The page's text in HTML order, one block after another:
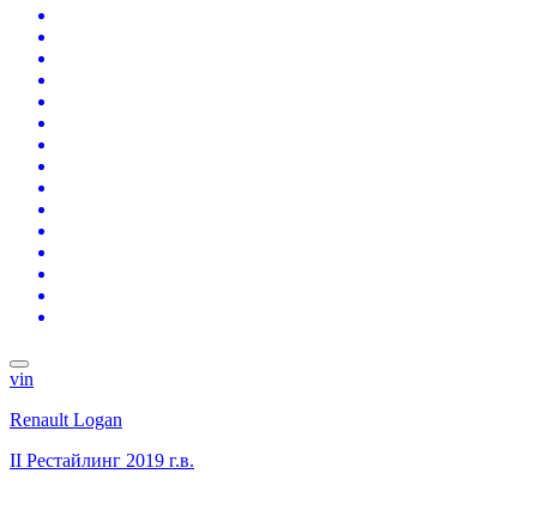
vin
Renault Logan
II Рестайлинг 2019 г.в.